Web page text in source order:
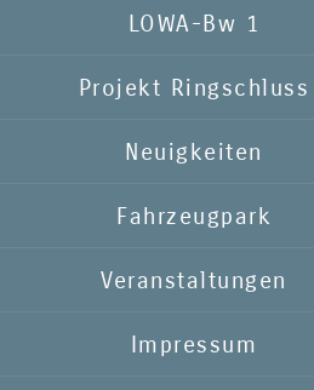
LOWA-Bw 1
Projekt Ringschluss
Neuigkeiten
Fahrzeugpark
Veranstaltungen
Impressum